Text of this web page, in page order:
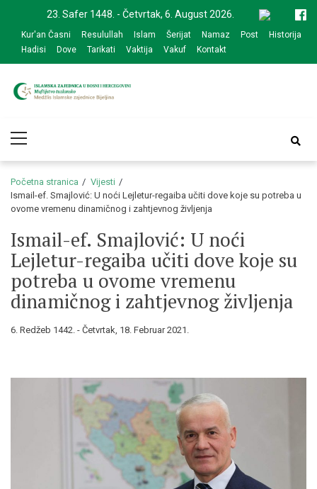
navigation
content
23. Safer 1448. - Četvrtak, 6. August 2026.
Kur'an Časni Resulullah Islam Šerijat Namaz Post
Historija
Hadisi
Dove Tarikati Vaktija Vakuf Kontakt
zajednice Bijeljina
Menu
Početna stranica
Vijesti
Ismail-ef. Smajlović: U noći Lejletur-regaiba učiti dove koje su potreba u
ovome vremenu dinamičnog i zahtjevnog življenja
Ismail-ef. Smajlović: U noći
Lejletur-regaiba učiti dove koje su
potreba u ovome vremenu
dinamičnog i zahtjevnog življenja
6. Redžeb 1442. - Četvrtak, 18. Februar 2021.